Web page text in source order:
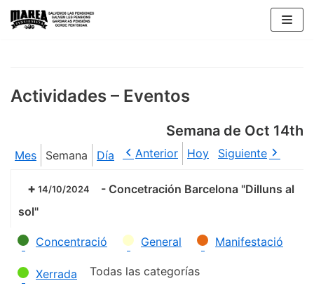
Saltar
Actividades – Eventos
Semana de Oct 14th
Mes Semana Día Anterior Hoy Siguiente
14/10/2024 - Concetración Barcelona "Dilluns al
sol"
Categorías
Concentració General Manifestació
Xerrada Todas las categorías